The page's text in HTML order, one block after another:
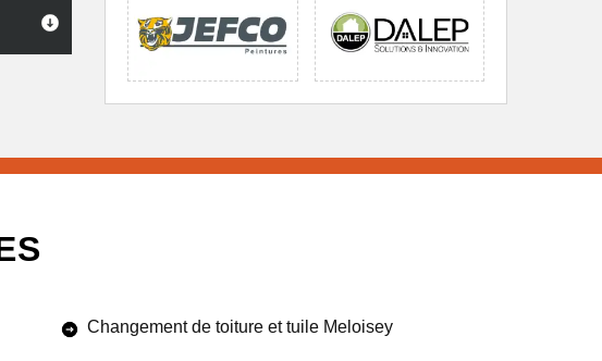
Changement de toiture et tuile Meloisey